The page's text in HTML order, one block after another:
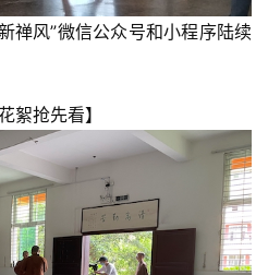
禅风”微信公众号和小程序陆续
絮抢先看】